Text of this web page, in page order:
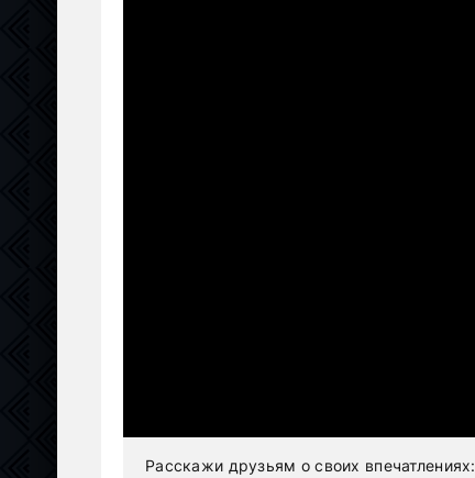
Расскажи друзьям о своих впечатлениях: